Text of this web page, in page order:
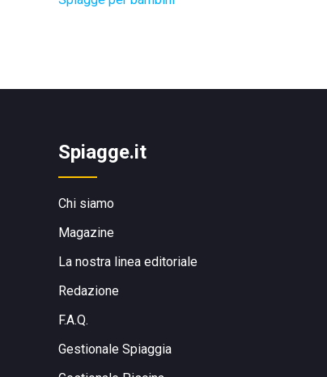
Spiagge.it
Chi siamo
Magazine
La nostra linea editoriale
Redazione
F.A.Q.
Gestionale Spiaggia